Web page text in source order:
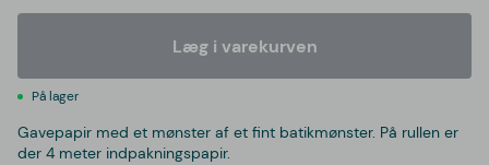
Læg i varekurven
På lager
Gavepapir med et mønster af et fint batikmønster. På rullen er
der 4 meter indpakningspapir.